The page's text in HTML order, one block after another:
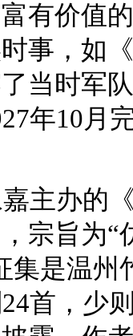
有价值
事，如
当时军
年10月
办的《
，宗旨为
集是温
首，少